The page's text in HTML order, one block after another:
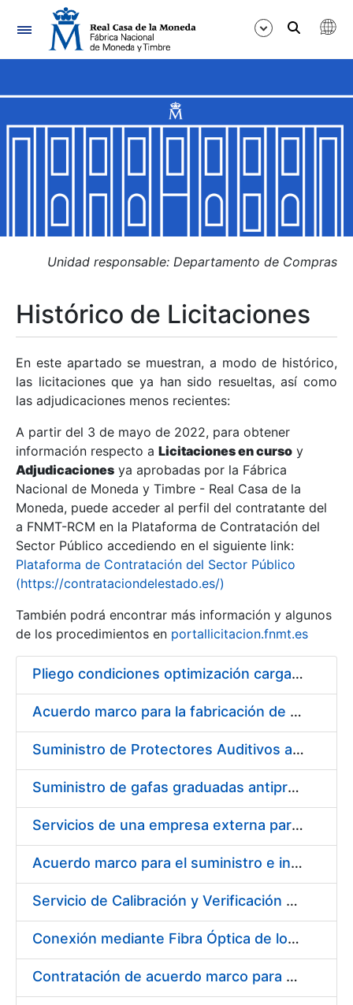
Navegación
Mostrar/Ocultar
Mostrar/Ocultar
Mostrar/Ocultar
Mostrar/Ocultar
Mostrar/Ocultar
Mostrar/Ocultar
Unidad responsable: Departamento de Compras
Histórico de Licitaciones
En este apartado se muestran, a modo de histórico,
las licitaciones que ya han sido resueltas, así como
las adjudicaciones menos recientes:
A partir del 3 de mayo de 2022, para obtener
información respecto a Licitaciones en curso y
Adjudicaciones ya aprobadas por la Fábrica
Nacional de Moneda y Timbre - Real Casa de la
Moneda, puede acceder al perfil del contratante del
a FNMT-RCM en la Plataforma de Contratación del
Sector Público accediendo en el siguiente link:
Plataforma de Contratación del Sector Público
(https://contrataciondelestado.es/)
También podrá encontrar más información y algunos
de los procedimientos en portallicitacion.fnmt.es
Pliego condiciones optimización cargas compras firmado
Acuerdo marco para la fabricación de piezas
Suministro de Protectores Auditivos a medida para las personas trabajadoras de los Centros de Trabajo de Madrid y Burgos
Suministro de gafas graduadas antiproyecciones para los trabajadores de la FNMT-RCM en los centros de trabajo de Madrid y Burgos
Servicios de una empresa externa para el asesoramiento y resolución de los recursos de alzada que se presentan relacionados con procesos de selección para la FNMT-RCM
Acuerdo marco para el suministro e instalación de persianas, estores y otros complementos
Servicio de Calibración y Verificación Externa de los Equipos de Medición del Servicio de Prevención de la FNMT-RCM
Conexión mediante Fibra Óptica de los Centros de Proceso de Datos (CPDs) de las sedes de la FNMT-RCM de Burgos y Madrid
Contratación de acuerdo marco para el Suministro de Material de Electricidad para la Fábrica Nacional de Moneda y Timbre-Real Casa de la Moneda en su centro de trabajo de Burgos